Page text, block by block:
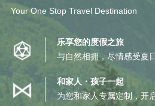
Your One Stop Travel Destination
乐享您的度假之旅
与自然相拥，尽情感受夏
和家人・孩子一起
为您和家人专属定制，开